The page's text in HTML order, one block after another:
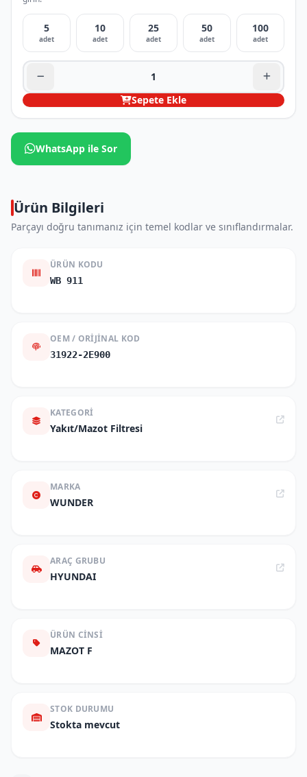
5
adet
10
adet
25
adet
50
adet
100
adet
Sepete Ekle
WhatsApp ile Sor
Ürün Bilgileri
Parçayı doğru tanımanız için temel kodlar ve sınıflandırmalar.
ÜRÜN KODU
WB 911
OEM / ORIJINAL KOD
31922-2E900
KATEGORI
Yakıt/Mazot Filtresi
MARKA
WUNDER
ARAÇ GRUBU
HYUNDAI
ÜRÜN CINSI
MAZOT F
STOK DURUMU
Stokta mevcut